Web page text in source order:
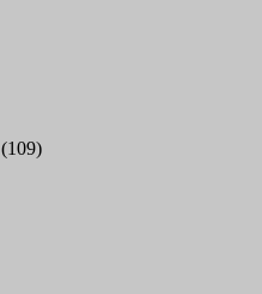
(109)